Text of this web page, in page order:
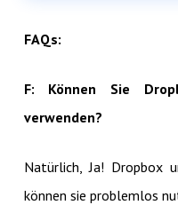
FAQs:
F: Können Sie
verwenden?
Natürlich, Ja! Dropbox
können sie problemlos